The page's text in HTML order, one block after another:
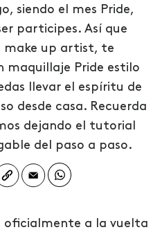
siendo el mes Pride,
participes. Así que
make up artist, te
maquillaje Pride estilo
llevar el espíritu de
desde casa. Recuerda
dejando el tutorial
del paso a paso.
oficialmente a la vuelta